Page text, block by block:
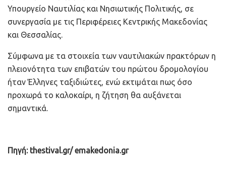
Υπουργείο Ναυτιλίας και Νησιωτικής Πολιτικής, σε
συνεργασία με τις Περιφέρειες Κεντρικής Μακεδονίας
και Θεσσαλίας.
Σύμφωνα με τα στοιχεία των ναυτιλιακών πρακτόρων η
πλειονότητα των επιβατών του πρώτου δρομολογίου
ήταν Έλληνες ταξιδιώτες, ενώ εκτιμάται πως όσο
προχωρά το καλοκαίρι, η ζήτηση θα αυξάνεται
σημαντικά.
Πηγή: thestival.gr/ emakedonia.gr